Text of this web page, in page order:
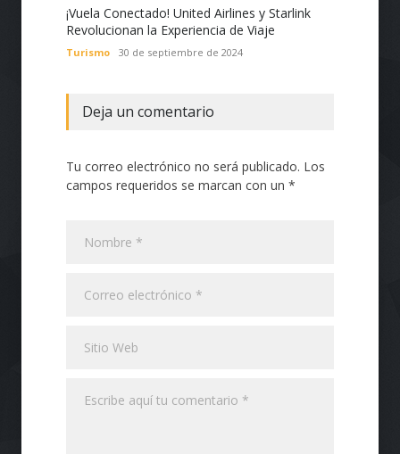
¡Vuela Conectado! United Airlines y Starlink
Revolucionan la Experiencia de Viaje
Turismo 30 de septiembre de 2024
Deja un comentario
Tu correo electrónico no será publicado. Los
campos requeridos se marcan con un *